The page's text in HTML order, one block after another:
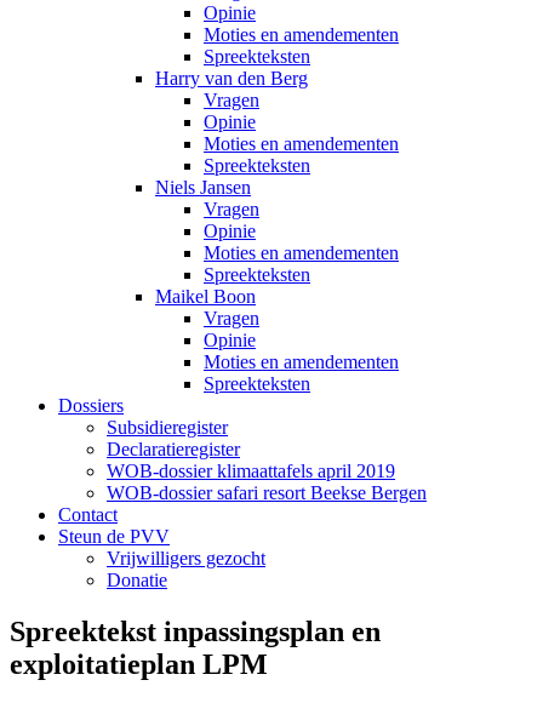
Opinie
Moties en amendementen
Spreekteksten
Harry van den Berg
Vragen
Opinie
Moties en amendementen
Spreekteksten
Niels Jansen
Vragen
Opinie
Moties en amendementen
Spreekteksten
Maikel Boon
Vragen
Opinie
Moties en amendementen
Spreekteksten
Dossiers
Subsidieregister
Declaratieregister
WOB-dossier klimaattafels april 2019
WOB-dossier safari resort Beekse Bergen
Contact
Steun de PVV
Vrijwilligers gezocht
Donatie
Spreektekst inpassingsplan en
exploitatieplan LPM